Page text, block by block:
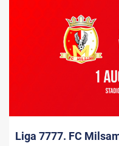
Liga 7777. FC